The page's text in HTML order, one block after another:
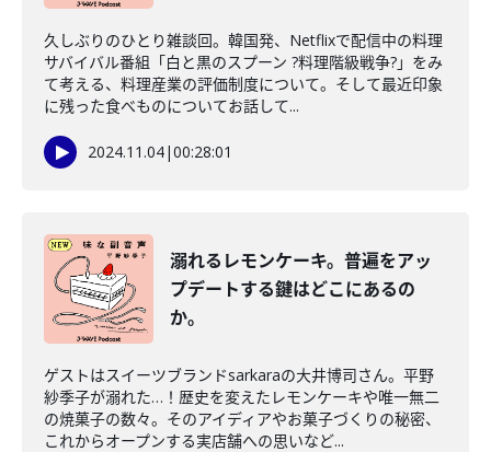
久しぶりのひとり雑談回。韓国発、Netflixで配信中の料理
サバイバル番組「白と黒のスプーン ?料理階級戦争?」をみ
て考える、料理産業の評価制度について。そして最近印象
に残った食べものについてお話して...
2024.11.04|00:28:01
溺れるレモンケーキ。普遍をアッ
プデートする鍵はどこにあるの
か。
ゲストはスイーツブランドsarkaraの大井博司さん。平野
紗季子が溺れた…！歴史を変えたレモンケーキや唯一無二
の焼菓子の数々。そのアイディアやお菓子づくりの秘密、
これからオープンする実店舗への思いなど...